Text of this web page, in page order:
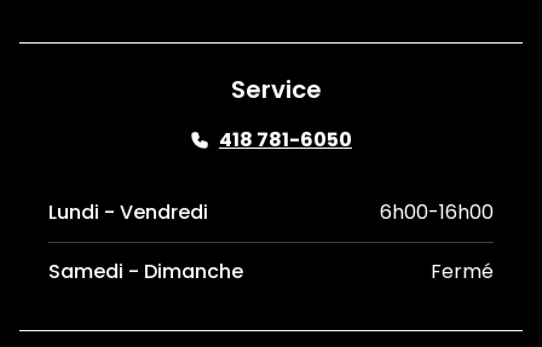
Service
418 781-6050
Lundi - Vendredi 6h00-16h00
Samedi - Dimanche Fermé